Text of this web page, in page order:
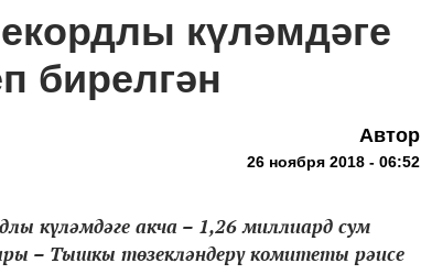
күләмдәге
бирелгән
Автор
26 ноября 2018 - 06:52
күләмдәге акча – 1,26 миллиард сум
– Тышкы төзекләндерү комитеты рәисе